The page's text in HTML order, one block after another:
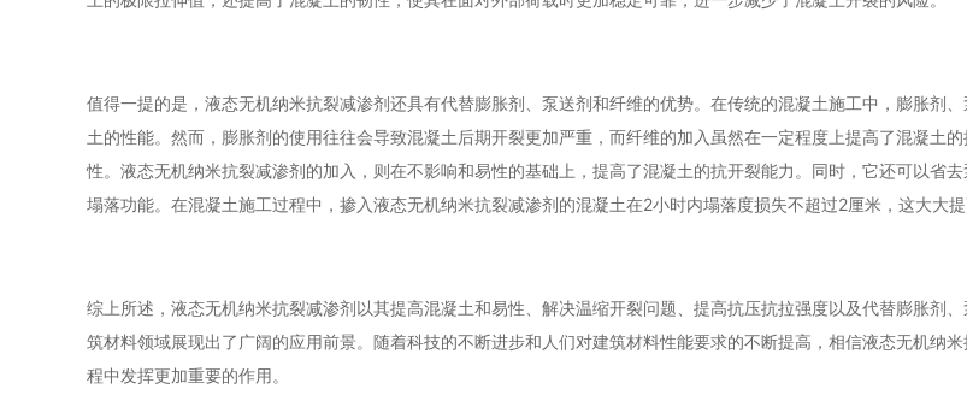
值得一提的是，液态无机纳米抗裂减渗剂还具有代替膨胀剂、泵送剂和纤维的优势。在传统的混凝土施工中，膨胀剂
土的性能。然而，膨胀剂的使用往往会导致混凝土后期开裂更加严重，而纤维的加入虽然在一定程度上提高了混凝土
性。液态无机纳米抗裂减渗剂的加入，则在不影响和易性的基础上，提高了混凝土的抗开裂能力。同时，它还可以省
塌落功能。在混凝土施工过程中，掺入液态无机纳米抗裂减渗剂的混凝土在2小时内塌落度损失不超过2厘米，这大大提
综上所述，液态无机纳米抗裂减渗剂以其提高混凝土和易性、解决温缩开裂问题、提高抗压抗拉强度以及代替膨胀剂
筑材料领域展现出了广阔的应用前景。随着科技的不断进步和人们对建筑材料性能要求的不断提高，相信液态无机纳
程中发挥更加重要的作用。